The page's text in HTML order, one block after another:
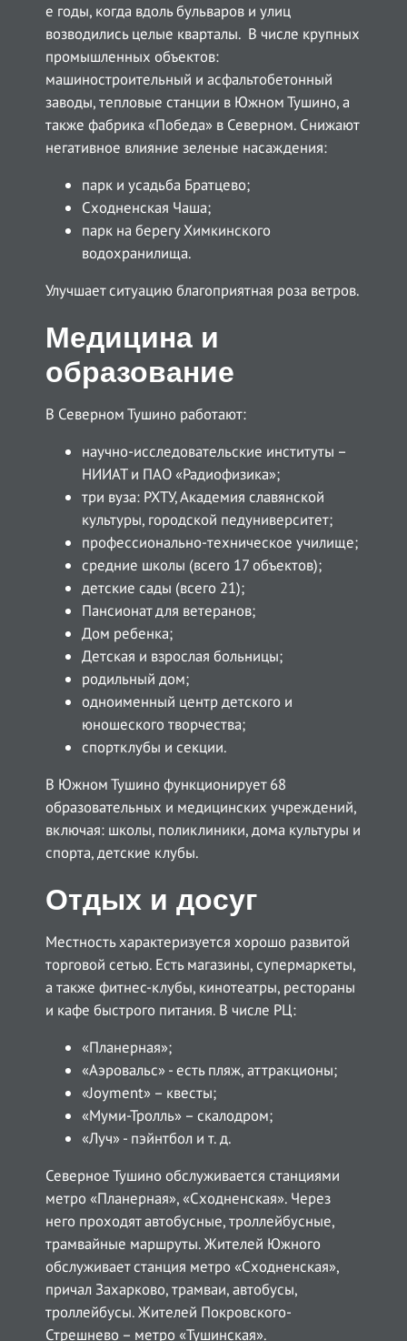
е годы, когда вдоль бульваров и улиц
возводились целые кварталы. В числе крупных
промышленных объектов:
машиностроительный и асфальтобетонный
заводы, тепловые станции в Южном Тушино, а
также фабрика «Победа» в Северном. Снижают
негативное влияние зеленые насаждения:
парк и усадьба Братцево;
Сходненская Чаша;
парк на берегу Химкинского
водохранилища.
Улучшает ситуацию благоприятная роза ветров.
Медицина и
образование
В Северном Тушино работают:
научно-исследовательские институты –
НИИАТ и ПАО «Радиофизика»;
три вуза: РХТУ, Академия славянской
культуры, городской педуниверситет;
профессионально-техническое училище;
средние школы (всего 17 объектов);
детские сады (всего 21);
Пансионат для ветеранов;
Дом ребенка;
Детская и взрослая больницы;
родильный дом;
одноименный центр детского и
юношеского творчества;
спортклубы и секции.
В Южном Тушино функционирует 68
образовательных и медицинских учреждений,
включая: школы, поликлиники, дома культуры и
спорта, детские клубы.
Отдых и досуг
Местность характеризуется хорошо развитой
торговой сетью. Есть магазины, супермаркеты,
а также фитнес-клубы, кинотеатры, рестораны
и кафе быстрого питания. В числе РЦ:
«Планерная»;
«Аэровальс» - есть пляж, аттракционы;
«Joyment» – квесты;
«Муми-Тролль» – скалодром;
«Луч» - пэйнтбол и т. д.
Северное Тушино обслуживается станциями
метро «Планерная», «Сходненская». Через
него проходят автобусные, троллейбусные,
трамвайные маршруты. Жителей Южного
обслуживает станция метро «Сходненская»,
причал Захарково, трамваи, автобусы,
троллейбусы. Жителей Покровского-
Стрешнево – метро «Тушинская».